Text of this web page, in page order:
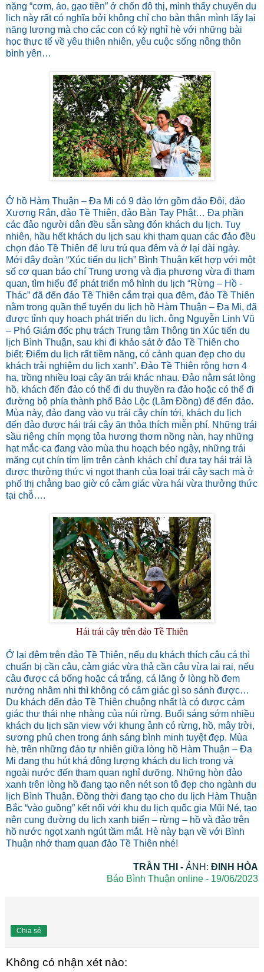
nặng “cơm, áo, gạo tiền” ở chốn đô thị, mình thấy chuyến du
lịch này rất có nghĩa bởi không chỉ cho bản thân mình lấy lại
năng lượng mà cho các con có kỳ nghỉ hè với những bài
học thực tế về yêu thiên nhiên, yêu cuộc sống nông thôn
bình yên…
Ở hồ Hàm Thuận – Đa Mi có 9 đảo lớn gồm đảo Đôi, đảo
Xương Rắn, đảo Tề Thiên, đảo Bàn Tay Phật… Đa phần
các đảo người dân đều sẵn sàng đón khách du lịch. Tuy
nhiên, hầu hết khách du lịch sau khi tham quan các đảo đều
chọn đảo Tề Thiên để lưu trú qua đêm và ở lại dài ngày.
Mới đây đoàn “Xúc tiến du lịch” Bình Thuận kết hợp với một
số cơ quan báo chí Trung ương và địa phương vừa đi tham
quan, tìm hiểu để phát triển mô hình du lịch “Rừng – Hồ -
Thác” đã đến đảo Tề Thiên cắm trại qua đêm, đảo Tề Thiên
nằm trong quần thể tuyến du lịch hồ Hàm Thuận – Đa Mi, đã
được tỉnh quy hoạch phát triển du lịch. ông Nguyễn Linh Vũ
– Phó Giám đốc phụ trách Trung tâm Thông tin Xúc tiến du
lịch Bình Thuận, sau khi đi khảo sát ở đảo Tề Thiên cho
biết: Điểm du lịch rất tiềm năng, có cảnh quan đẹp cho du
khách trải nghiệm du lịch xanh”. Đảo Tề Thiên rộng hơn 4
ha, trồng nhiều loại cây ăn trái khác nhau. Đảo nằm sát lòng
hồ, khách đến đảo có thể đi du thuyền ra đảo hoặc có thể đi
đường bộ phía thành phố Bảo Lộc (Lâm Đồng) để đến đảo.
Mùa này, đảo đang vào vụ trái cây chín tới, khách du lịch
đến đảo được hái trái cây ăn thỏa thích miễn phí. Những trái
sầu riêng chín mọng tỏa hương thơm nồng nàn, hay những
hạt mắc-ca đang vào mùa thu hoạch béo ngậy, những trái
măng cụt chín tím lịm trên cành khách chỉ đưa tay hái trái là
được thưởng thức vị ngọt thanh của loại trái cây sạch mà ở
phố thị chẳng bao giờ có cảm giác vừa hái vừa thưởng thức
tại chỗ….
Hái trái cây trên đảo Tề Thiên
Ở lại đêm trên đảo Tề Thiên, nếu du khách thích câu cá thì
chuẩn bị cần câu, cảm giác vừa thả cần câu vừa lai rai, nếu
câu được cá bống hoặc cá trắng, cá lăng ở lòng hồ đem
nướng nhâm nhi thì không có cảm giác gì so sánh được…
Du khách đến đảo Tề Thiên chuộng nhất là có được cảm
giác thư thái nhẹ nhàng của núi rừng. Buổi sáng sớm nhiều
khách du lịch săn view với khung ảnh có rừng, hồ, mây trời,
sương phủ chen trong ánh sáng bình minh tuyệt đẹp. Mùa
hè, trên những đảo tự nhiên giữa lòng hồ Hàm Thuận – Đa
Mi đang thu hút khá đông lượng khách du lịch trong và
ngoài nước đến tham quan nghỉ dưỡng. Những hòn đảo
xanh trên lòng hồ đang tạo nên nét son tô đẹp cho ngành du
lịch Bình Thuận. Đồng thời đang tạo cho du lịch Hàm Thuận
Bắc “vào guồng” kết nối với khu du lịch quốc gia Mũi Né, tạo
nên cung đường du lịch xanh biển – rừng – hồ và đảo trên
hồ nước ngọt xanh ngút tầm mắt. Hè này bạn về với Bình
Thuận nhớ tham quan đảo Tề Thiên nhé!
TRẦN THI - ẢNH: ĐINH HÒA
Báo Bình Thuận online - 19/06/2023
Chia sẻ
Không có nhận xét nào: